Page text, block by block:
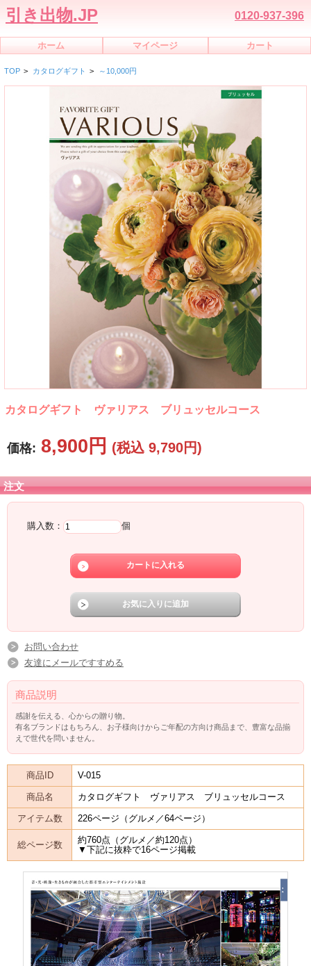
引き出物.JP 0120-937-396
ホーム マイページ カート
TOP > カタログギフト > ～10,000円
カタログギフト ヴァリアス ブリュッセルコース
価格: 8,900円 (税込 9,790円)
注文
購入数： 個
お問い合わせ
友達にメールですすめる
商品説明
感謝を伝える、心からの贈り物。
有名ブランドはもちろん、お子様向けからご年配の方向け商品まで、豊富な品揃
えで世代を問いません。
商品ID V-015
商品名 カタログギフト ヴァリアス ブリュッセルコース
アイテム数 226ページ（グルメ／64ページ）
総ページ数
約760点（グルメ／約120点）
▼下記に抜粋で16ページ掲載